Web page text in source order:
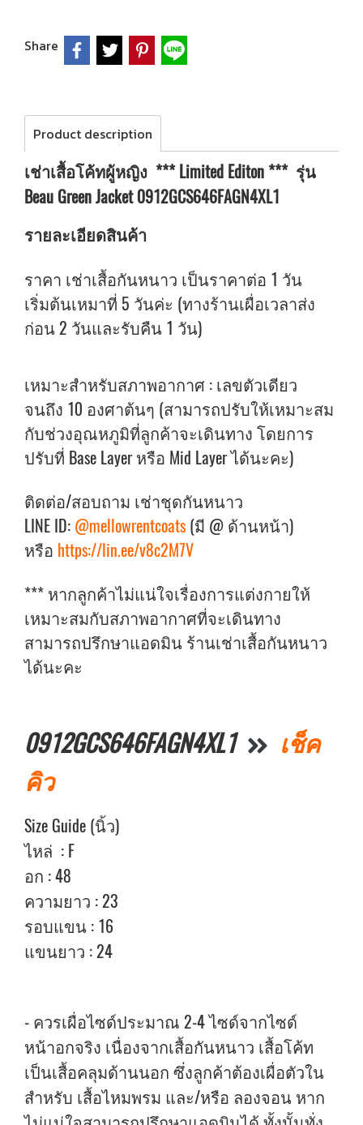
Share
Product description
เช่าเสื้อโค้ทผู้หญิง *** Limited Editon *** รุ่น
Beau Green Jacket 0912GCS646FAGN4XL1
รายละเอียดสินค้า
ราคา เช่าเสื้อกันหนาว เป็นราคาต่อ 1 วัน
เริ่มต้นเหมาที่ 5 วันค่ะ (ทางร้านเผื่อเวลาส่ง
ก่อน 2 วันและรับคืน 1 วัน)
เหมาะสำหรับสภาพอากาศ : เลขตัวเดียว
จนถึง 10 องศาต้นๆ (สามารถปรับให้เหมาะสม
กับช่วงอุณหภูมิที่ลูกค้าจะเดินทาง โดยการ
ปรับที่ Base Layer หรือ Mid Layer ได้นะคะ)
ติดต่อ/สอบถาม เช่าชุดกันหนาว
LINE ID: @mellowrentcoats (มี @ ด้านหน้า)
หรือ https://lin.ee/v8c2M7V
*** หากลูกค้าไม่แน่ใจเรื่องการแต่งกายให้
เหมาะสมกับสภาพอากาศที่จะเดินทาง
สามารถปรึกษาแอดมิน ร้านเช่าเสื้อกันหนาว
ได้นะคะ
0912GCS646FAGN4XL1
เช็ค
คิว
Size Guide (นิ้ว)
ไหล่ : F
อก : 48
ความยาว : 23
รอบแขน : 16
แขนยาว : 24
- ควรเผื่อไซด์ประมาณ 2-4 ไซด์จากไซด์
หน้าอกจริง เนื่องจากเสื้อกันหนาว เสื้อโค้ท
เป็นเสื้อคลุมด้านนอก ซึ่งลูกค้าต้องเผื่อตัวใน
สำหรับ เสื้อไหมพรม และ/หรือ ลองจอน หาก